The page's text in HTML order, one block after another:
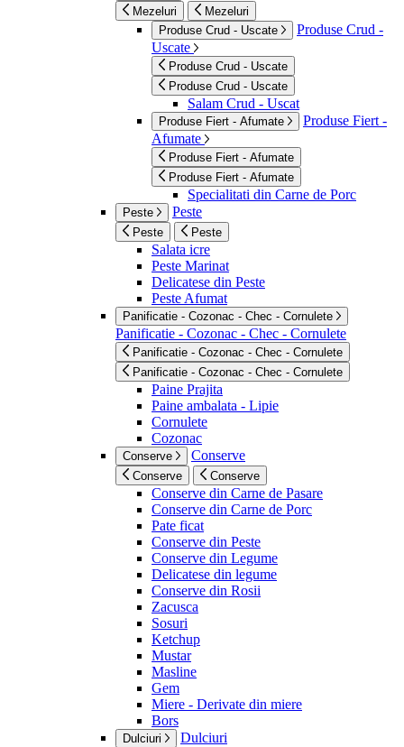
Mezeluri
Mezeluri
Produse Crud - Uscate
Produse Crud -
Uscate
Produse Crud - Uscate
Produse Crud - Uscate
Salam Crud - Uscat
Produse Fiert - Afumate
Produse Fiert -
Afumate
Produse Fiert - Afumate
Produse Fiert - Afumate
Specialitati din Carne de Porc
Peste Peste
Peste Peste
Salata icre
Peste Marinat
Delicatese din Peste
Peste Afumat
Panificatie - Cozonac - Chec - Cornulete
Panificatie - Cozonac - Chec - Cornulete
Panificatie - Cozonac - Chec - Cornulete
Panificatie - Cozonac - Chec - Cornulete
Paine Prajita
Paine ambalata - Lipie
Cornulete
Cozonac
Conserve Conserve
Conserve Conserve
Conserve din Carne de Pasare
Conserve din Carne de Porc
Pate ficat
Conserve din Peste
Conserve din Legume
Delicatese din legume
Conserve din Rosii
Zacusca
Sosuri
Ketchup
Mustar
Masline
Gem
Miere - Derivate din miere
Bors
Dulciuri Dulciuri